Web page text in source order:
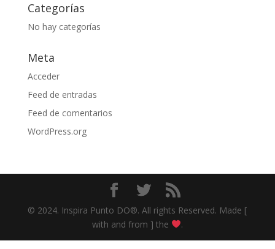
Categorías
No hay categorías
Meta
Acceder
Feed de entradas
Feed de comentarios
WordPress.org
© 2024. Inspira Punto DO®. All rights Reserved. Made [
with and from ] the
.